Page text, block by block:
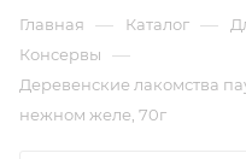
Главная — Каталог —
Консервы —
Деревенские лакомства
нежном желе, 70г